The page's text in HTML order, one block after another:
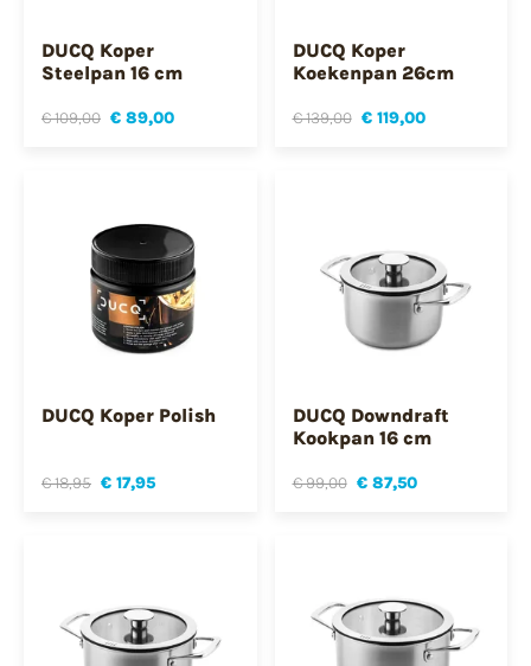
DUCQ Koper
Steelpan 16 cm
€ 109,00 € 89,00
DUCQ Koper
Koekenpan 26cm
€ 139,00 € 119,00
DUCQ Koper Polish
€ 18,95 € 17,95
DUCQ Downdraft
Kookpan 16 cm
€ 99,00 € 87,50